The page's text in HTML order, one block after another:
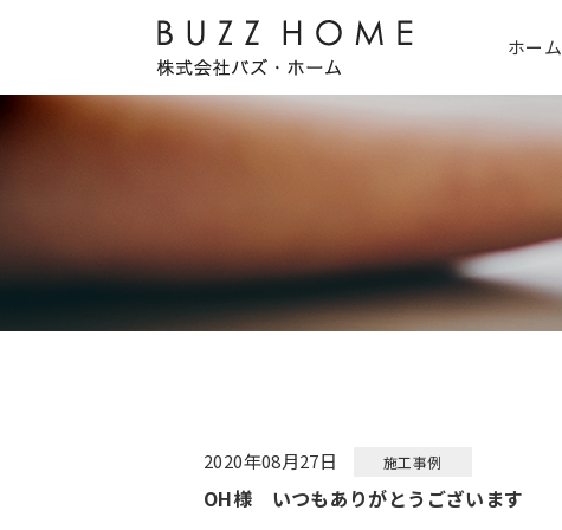
ホーム
OH様 いつもありがとうございます
2020年08月27日 施工事例